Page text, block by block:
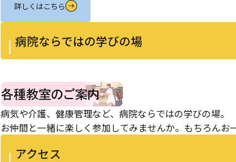
詳しくはこちら
病院ならではの学びの場
病気や介護、健康管理など、病院ならではの学びの場。
お仲間と一緒に楽しく参加してみませんか。もちろんお
アクセス